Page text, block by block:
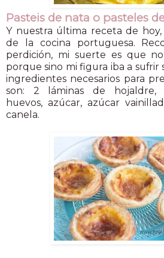
Pasteis de nata o pasteles
Y nuestra última receta de
de la cocina portuguesa.
perdición, mi suerte es que
porque sino mi figura iba a sufrir
ingredientes necesarios para
son: 2 láminas de hojaldre,
huevos, azúcar, azúcar
canela.